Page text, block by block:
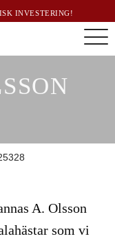
INVESTERING!
A. Olsson
som vi